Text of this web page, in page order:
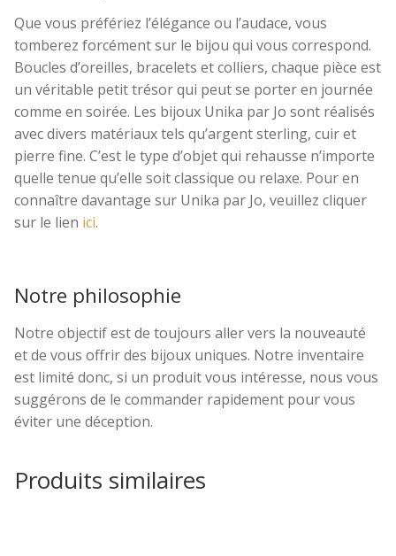
Que vous préfériez l’élégance ou l’audace, vous
tomberez forcément sur le bijou qui vous correspond.
Boucles d’oreilles, bracelets et colliers, chaque pièce est
un véritable petit trésor qui peut se porter en journée
comme en soirée. Les bijoux Unika par Jo sont réalisés
avec divers matériaux tels qu’argent sterling, cuir et
pierre fine. C’est le type d’objet qui rehausse n’importe
quelle tenue qu’elle soit classique ou relaxe. Pour en
connaître davantage sur Unika par Jo, veuillez cliquer
sur le lien ici.
Notre philosophie
Notre objectif est de toujours aller vers la nouveauté
et de vous offrir des bijoux uniques. Notre inventaire
est limité donc, si un produit vous intéresse, nous vous
suggérons de le commander rapidement pour vous
éviter une déception.
Produits similaires